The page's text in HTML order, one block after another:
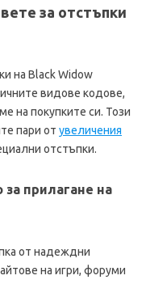
за отстъпки
на Black Widow
видове кодове,
на покупките си. Този
пари от увеличения
отстъпки.
прилагане на
от надеждни
на игри, форуми